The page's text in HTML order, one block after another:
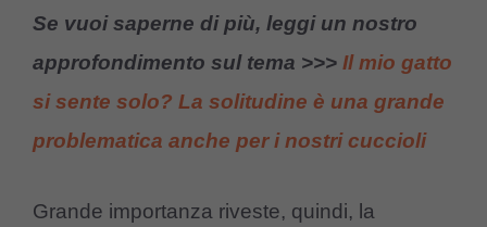
Se vuoi saperne di più, leggi un nostro
approfondimento sul tema >>> Il mio gatto
si sente solo? La solitudine è una grande
problematica anche per i nostri cuccioli
Grande importanza riveste, quindi, la